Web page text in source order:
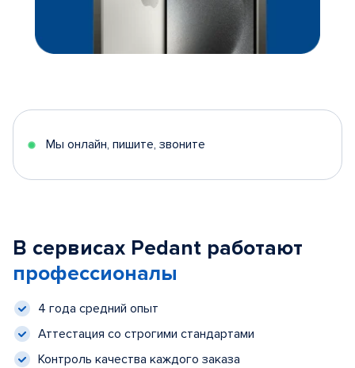
Мы онлайн, пишите, звоните
В сервисах Pedant работают
профессионалы
4 года средний опыт
Аттестация со строгими стандартами
Контроль качества каждого заказа